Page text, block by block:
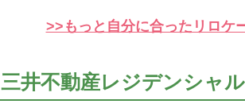
>>もっと自分に合ったリロケ
三井不動産レジデンシャ